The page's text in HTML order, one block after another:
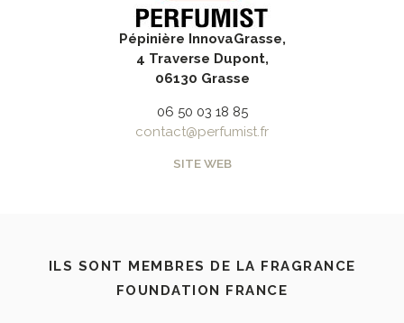
Pépinière InnovaGrasse,
4 Traverse Dupont,
06130 Grasse
06 50 03 18 85
contact@perfumist.fr
SITE WEB
ILS SONT MEMBRES DE LA FRAGRANCE
FOUNDATION FRANCE